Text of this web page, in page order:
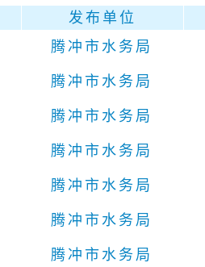
发布单位
腾冲市水务局
腾冲市水务局
腾冲市水务局
腾冲市水务局
腾冲市水务局
腾冲市水务局
腾冲市水务局